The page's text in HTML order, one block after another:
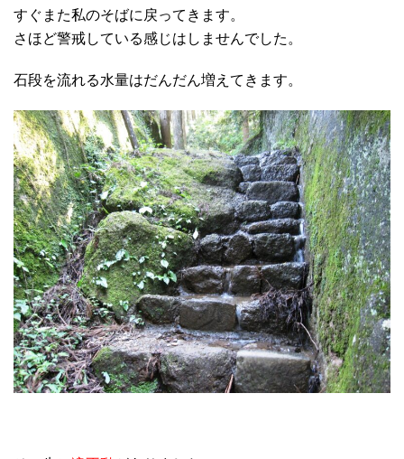
すぐまた私のそばに戻ってきます。
さほど警戒している感じはしませんでした。
石段を流れる水量はだんだん増えてきます。